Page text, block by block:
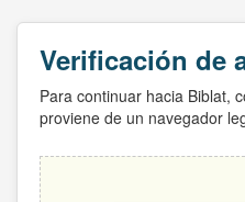
Verificación de
Para continuar hacia Biblat,
proviene de un navegador